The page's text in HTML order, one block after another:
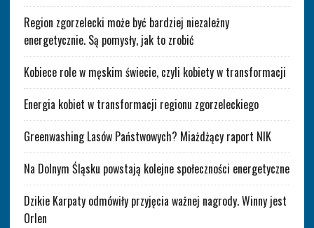
Region zgorzelecki może być bardziej niezależny
energetycznie. Są pomysły, jak to zrobić
Kobiece role w męskim świecie, czyli kobiety w transformacji
Energia kobiet w transformacji regionu zgorzeleckiego
Greenwashing Lasów Państwowych? Miażdżący raport NIK
Na Dolnym Śląsku powstają kolejne społeczności energetyczne
Dzikie Karpaty odmówiły przyjęcia ważnej nagrody. Winny jest
Orlen